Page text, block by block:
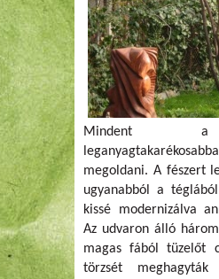
Mindent
megoldani. A fészert
ugyanabból a
kissé modernizálva
Az udvaron álló
magas fából tüzelőt
törzsét